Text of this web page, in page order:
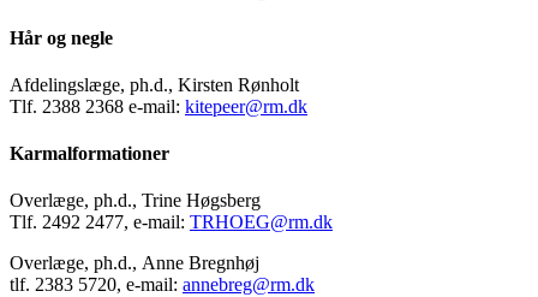
Hår og negle
Afdelingslæge, ph.d., Kirsten Rønholt
Tlf. 2388 2368 e-mail: kitepeer@rm.dk
Karmalformationer
Overlæge, ph.d., Trine Høgsberg
Tlf. 2492 2477, e-mail: TRHOEG@rm.dk
Overlæge, ph.d., Anne Bregnhøj
tlf. 2383 5720, e-mail: annebreg@rm.dk